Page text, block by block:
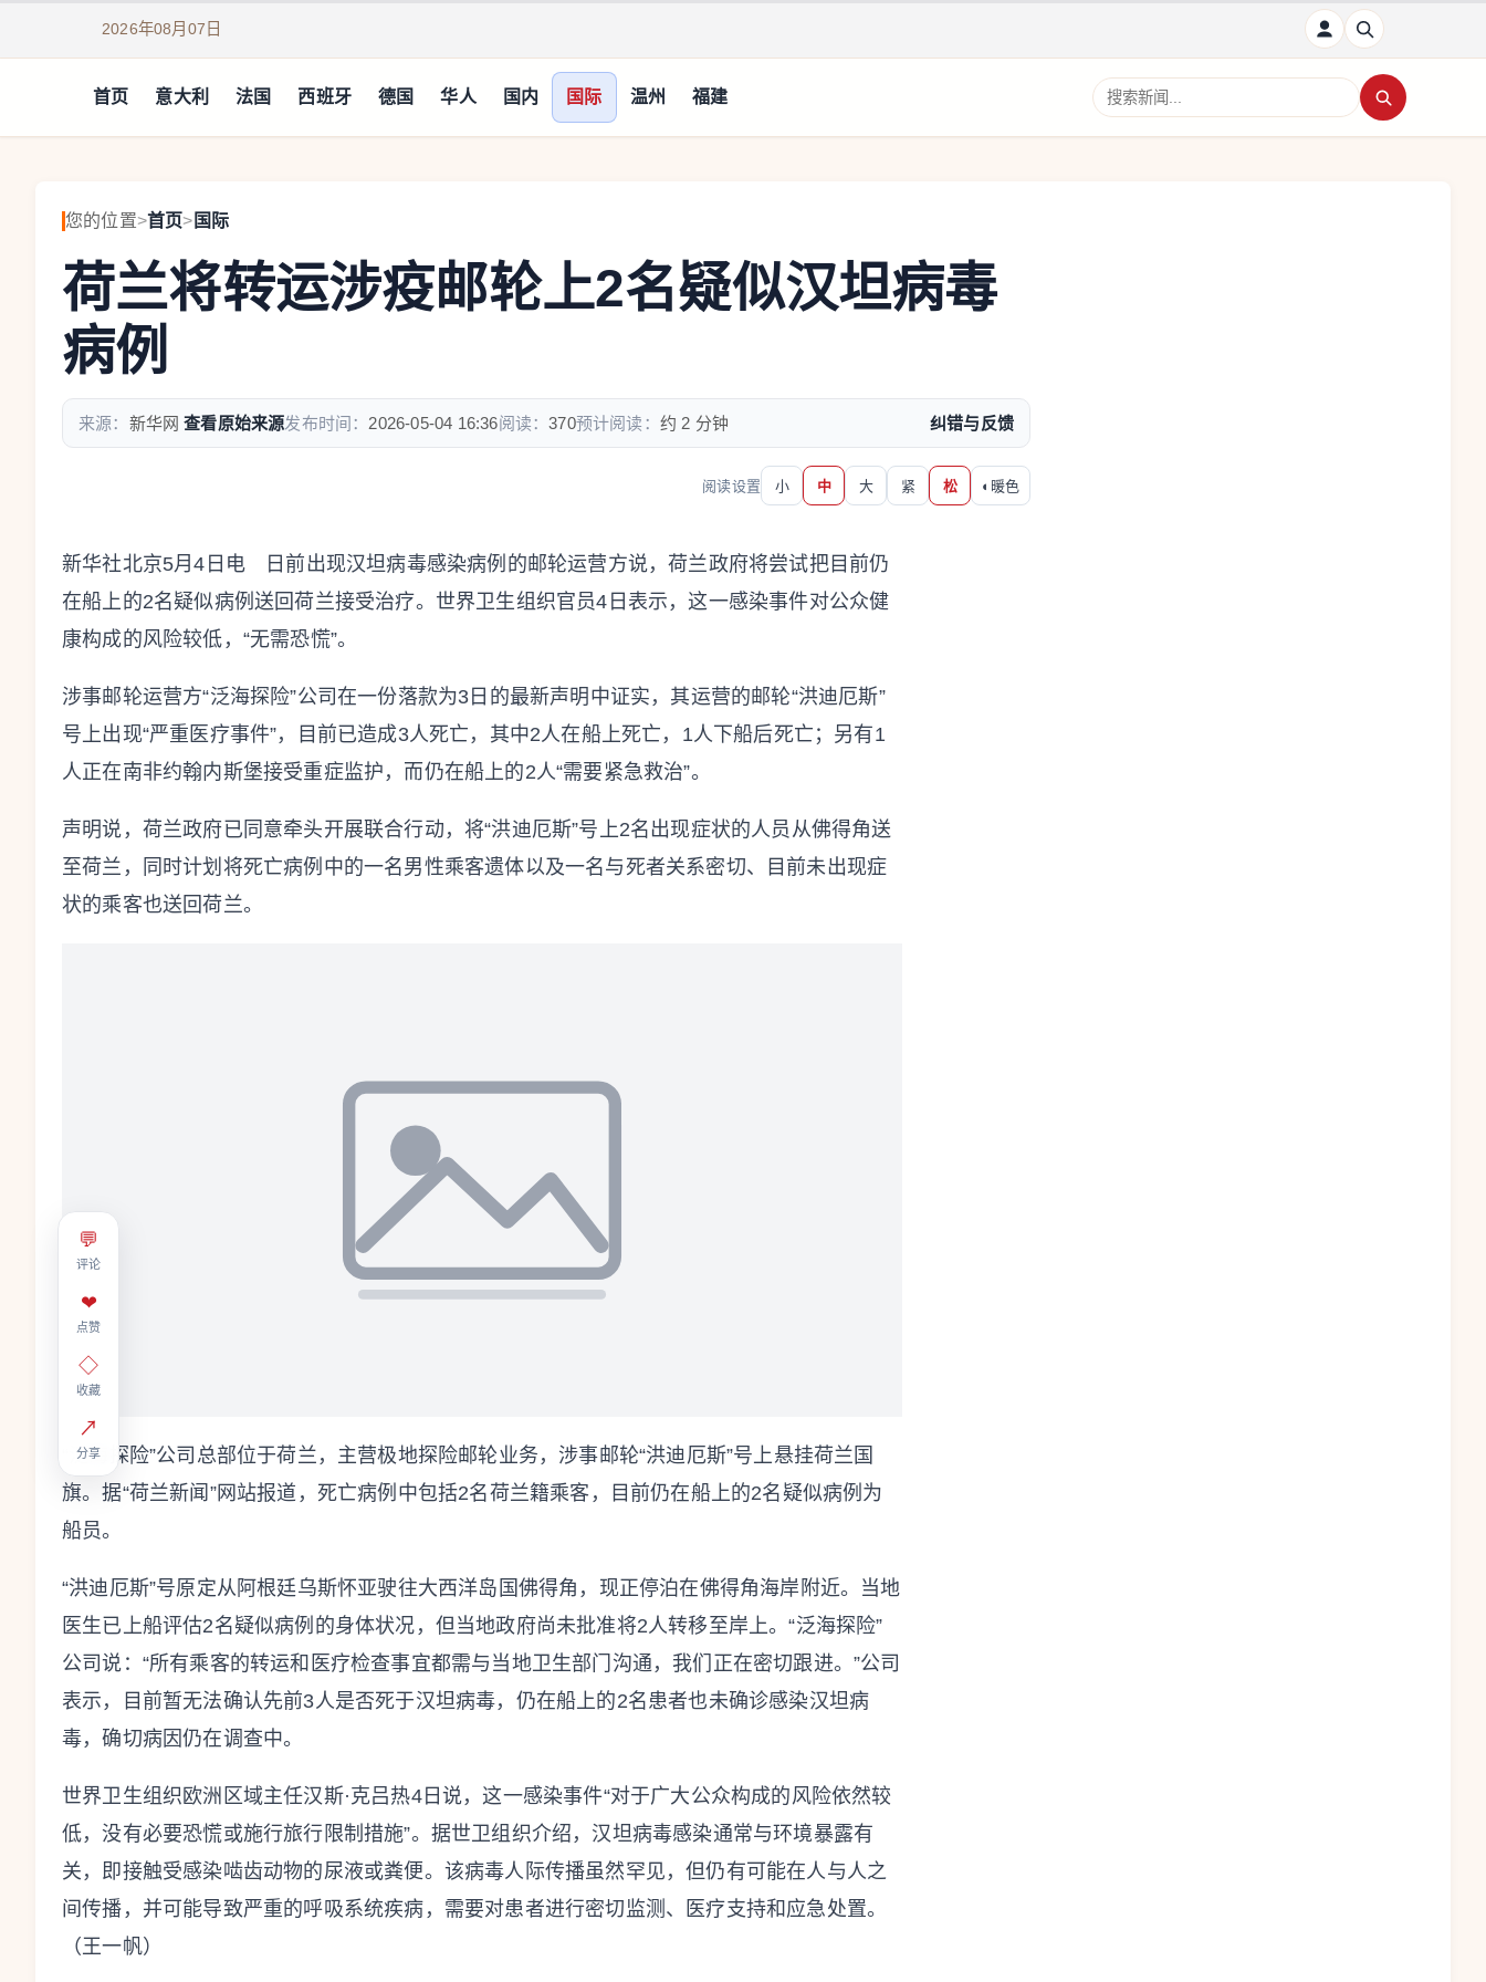
2026年08月07日
首页 意大利 法国 西班牙 德国 华人 国内 国际 温州 福建
搜索新闻
您的位置>首页> 国际
荷兰将转运涉疫邮轮上2名疑似汉坦病毒
病例
来源： 新华网 查看原始来源发布时间： 2026-05-04 16:36阅读：370预计阅读： 约 2 分钟 纠错与反馈
阅读设置 小 中 大 紧 松 ◐ 暖色
💬
评论
❤
点赞
◇
收藏
↗
分享
新华社北京5月4日电 日前出现汉坦病毒感染病例的邮轮运营方说，荷兰政府将尝试把目前仍
在船上的2名疑似病例送回荷兰接受治疗。世界卫生组织官员4日表示，这一感染事件对公众健
康构成的风险较低，“无需恐慌”。
涉事邮轮运营方“泛海探险”公司在一份落款为3日的最新声明中证实，其运营的邮轮“洪迪厄斯”
号上出现“严重医疗事件”，目前已造成3人死亡，其中2人在船上死亡，1人下船后死亡；另有1
人正在南非约翰内斯堡接受重症监护，而仍在船上的2人“需要紧急救治”。
声明说，荷兰政府已同意牵头开展联合行动，将“洪迪厄斯”号上2名出现症状的人员从佛得角送
至荷兰，同时计划将死亡病例中的一名男性乘客遗体以及一名与死者关系密切、目前未出现症
状的乘客也送回荷兰。
“泛海探险”公司总部位于荷兰，主营极地探险邮轮业务，涉事邮轮“洪迪厄斯”号上悬挂荷兰国
旗。据“荷兰新闻”网站报道，死亡病例中包括2名荷兰籍乘客，目前仍在船上的2名疑似病例为
船员。
“洪迪厄斯”号原定从阿根廷乌斯怀亚驶往大西洋岛国佛得角，现正停泊在佛得角海岸附近。当地
医生已上船评估2名疑似病例的身体状况，但当地政府尚未批准将2人转移至岸上。“泛海探险”
公司说：“所有乘客的转运和医疗检查事宜都需与当地卫生部门沟通，我们正在密切跟进。”公司
表示，目前暂无法确认先前3人是否死于汉坦病毒，仍在船上的2名患者也未确诊感染汉坦病
毒，确切病因仍在调查中。
世界卫生组织欧洲区域主任汉斯·克吕热4日说，这一感染事件“对于广大公众构成的风险依然较
低，没有必要恐慌或施行旅行限制措施”。据世卫组织介绍，汉坦病毒感染通常与环境暴露有
关，即接触受感染啮齿动物的尿液或粪便。该病毒人际传播虽然罕见，但仍有可能在人与人之
间传播，并可能导致严重的呼吸系统疾病，需要对患者进行密切监测、医疗支持和应急处置。
（王一帆）